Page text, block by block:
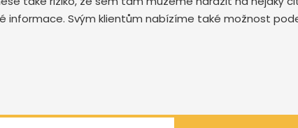
informace. Svým klientům nabízíme také možnost